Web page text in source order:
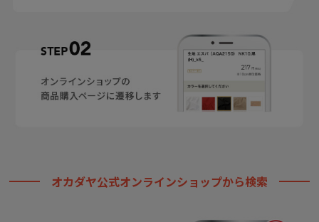
オカダヤ公式オンラインショップから検索